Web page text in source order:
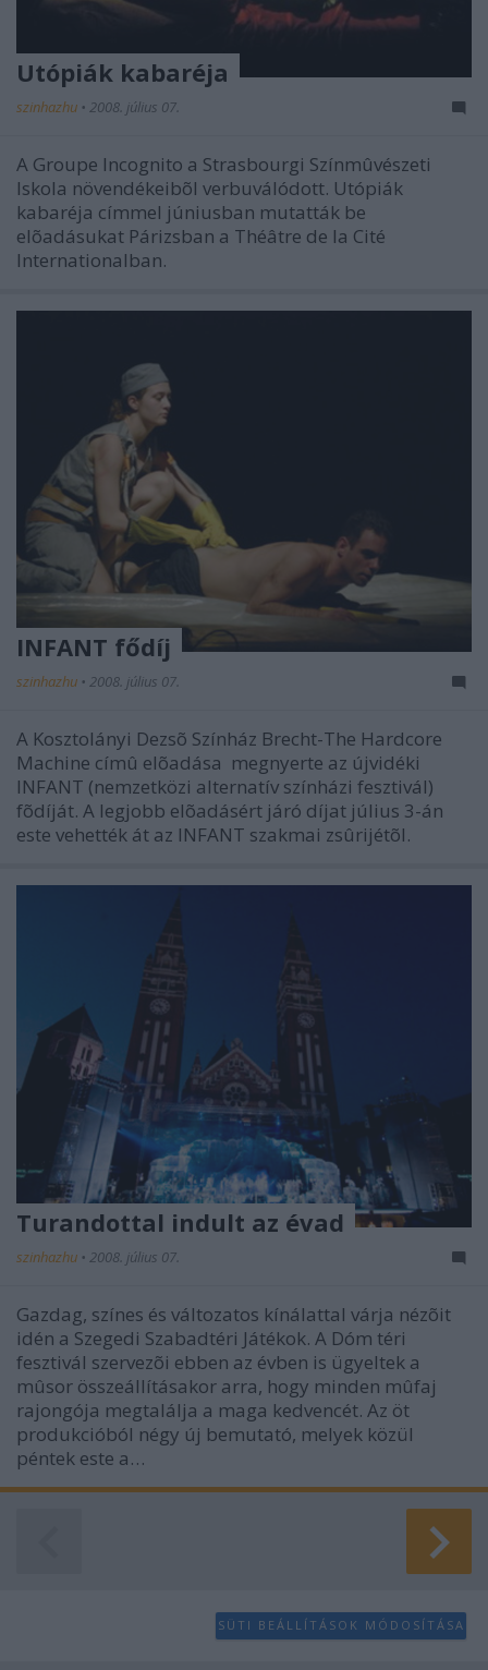
Utópiák kabaréja
szinhazhu • 2008. július 07.
A Groupe Incognito a Strasbourgi Színmûvészeti
Iskola növendékeibõl verbuválódott. Utópiák
kabaréja címmel júniusban mutatták be
elõadásukat Párizsban a Théâtre de la Cité
Internationalban.
INFANT fődíj
szinhazhu • 2008. július 07.
A Kosztolányi Dezsõ Színház Brecht-The Hardcore
Machine címû elõadása megnyerte az újvidéki
INFANT (nemzetközi alternatív színházi fesztivál)
fõdíját. A legjobb elõadásért járó díjat július 3-án
este vehették át az INFANT szakmai zsûrijétõl.
Turandottal indult az évad
szinhazhu • 2008. július 07.
Gazdag, színes és változatos kínálattal várja nézõit
idén a Szegedi Szabadtéri Játékok. A Dóm téri
fesztivál szervezõi ebben az évben is ügyeltek a
mûsor összeállításakor arra, hogy minden mûfaj
rajongója megtalálja a maga kedvencét. Az öt
produkcióból négy új bemutató, melyek közül
péntek este a…
SÜTI BEÁLLÍTÁSOK MÓDOSÍTÁSA